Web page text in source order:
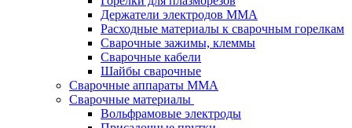
Держатели электродов ММА
Расходные материалы к сварочным горелкам
Сварочные зажимы, клеммы
Сварочные кабели
Шайбы сварочные
Сварочные аппараты MMA
Сварочные материалы
Вольфрамовые электроды